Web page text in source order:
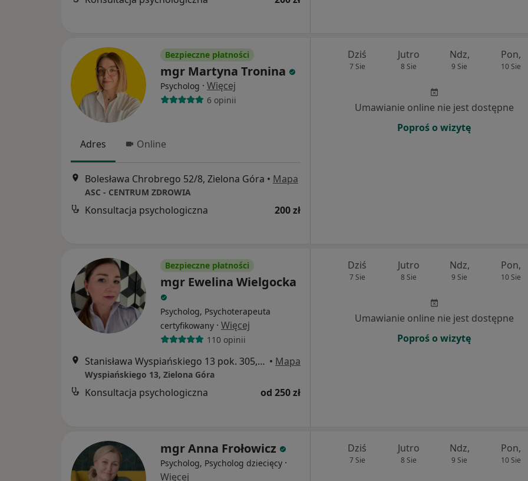
Bezpieczne płatności
mgr Martyna Tronina
Psycholog · Więcej
6 opinii
Adres Online
Bolesława Chrobrego 52/8, Zielona Góra • Mapa
ASC - CENTRUM ZDROWIA
Konsultacja psychologiczna 200 zł
Dziś
7 Sie
Jutro
8 Sie
Ndz,
9 Sie
Pon,
10 Sie
Umawianie online nie jest dostępne
Poproś o wizytę
Bezpieczne płatności
mgr Ewelina Wielgocka
Psycholog, Psychoterapeuta
certyfikowany · Więcej
110 opinii
Stanisława Wyspiańskiego 13 pok. 305, Zielona Góra • Mapa
Wyspiańskiego 13, Zielona Góra
Konsultacja psychologiczna od 250 zł
Dziś
7 Sie
Jutro
8 Sie
Ndz,
9 Sie
Pon,
10 Sie
Umawianie online nie jest dostępne
Poproś o wizytę
mgr Anna Frołowicz
Psycholog, Psycholog dziecięcy ·
Więcej
Dziś
7 Sie
Jutro
8 Sie
Ndz,
9 Sie
Pon,
10 Sie